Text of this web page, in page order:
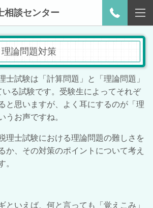
相談センター
論問題対策
士試験は「計算問題」と「理論問題」
る試験です。受験生によってそれぞ
と思いますが、よく耳にするのが「理
うお声ですね。
理士試験における理論問題の難しさを
か、その対策のポイントについて考え
。
といえば、何と言っても「覚えこみ」